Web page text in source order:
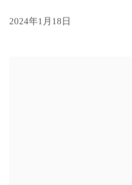
2024年1月18日